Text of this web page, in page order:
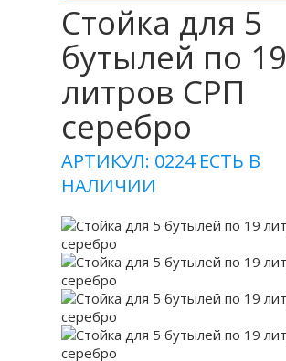
Стойка для 5
бутылей по 19
литров СРП
серебро
АРТИКУЛ: 0224 ЕСТЬ В
НАЛИЧИИ